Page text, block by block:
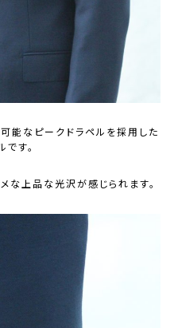
能なピークドラペルを採用した
です。
な上品な光沢が感じられます。